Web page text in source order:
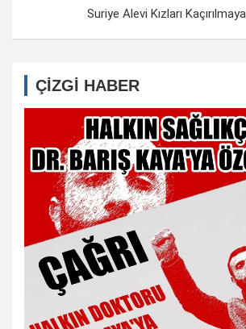
Suriye Alevi Kızları
ÇİZGİ HABER